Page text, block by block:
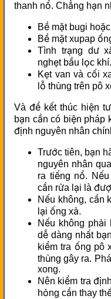
thanh nổ. Chẳng hạn
Bề mặt bugi
Bề mặt xupap
Tình trạng dư
nghẹt bầu lọc khí.
Kẹt van và cối
lỗ thủng trên pô
Và để kết thúc hiện
bạn cần có biện pháp
định nguyên nhân
Trước tiên, bạn
nguyên nhân
ra tiếng nổ.
cần rửa lại là
Nếu không, cần
lại ống xả.
Nếu không phải
dễ dàng nhất
kiểm tra ống pô
thủng gây ra.
xong.
Nên kiểm tra
hỏng cần thay